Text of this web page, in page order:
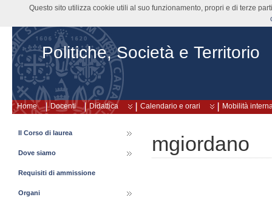
Politiche, Società e Territorio
Home Docenti Didattica Calendario e orari Mobilità
mgiordano
Il Corso di laurea
Dove siamo
Requisiti di ammissione
Organi
Questo sito utilizza cookie utili al suo funzionamento, propri e di terze